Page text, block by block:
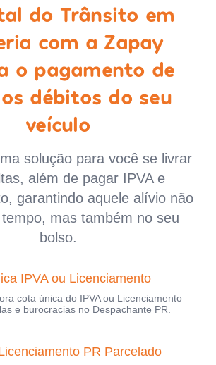
do Trânsito em
com a Zapay
o pagamento de
débitos do seu
veículo
solução para você se livrar
além de pagar IPVA e
garantindo aquele alívio não
mas também no seu
bolso.
IPVA ou Licenciamento
cota única do IPVA ou Licenciamento
e burocracias no Despachante PR.
PR Parcelado